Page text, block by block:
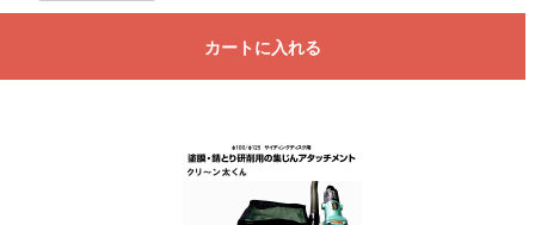
カートに入れる